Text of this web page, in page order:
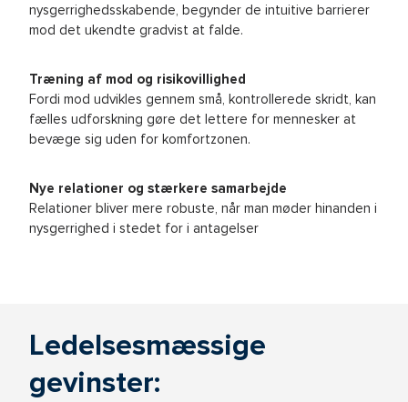
nysgerrighedsskabende, begynder de intuitive barrierer
mod det ukendte gradvist at falde.
Træning af mod og risikovillighed
Fordi mod udvikles gennem små, kontrollerede skridt, kan
fælles udforskning gøre det lettere for mennesker at
bevæge sig uden for komfortzonen.
Nye relationer og stærkere samarbejde
Relationer bliver mere robuste, når man møder hinanden i
nysgerrighed i stedet for i antagelser
Ledelsesmæssige
gevinster: